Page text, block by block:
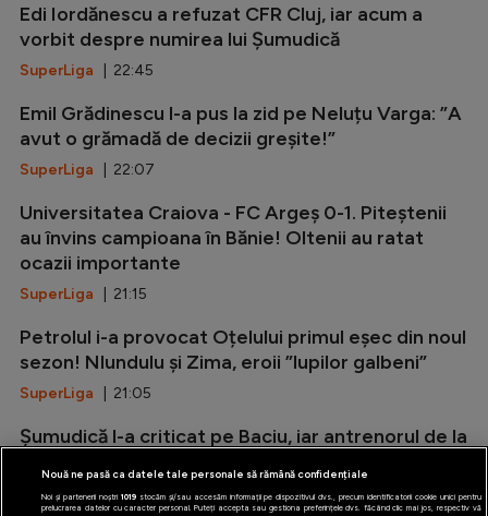
Edi Iordănescu a refuzat CFR Cluj, iar acum a
vorbit despre numirea lui Șumudică
SuperLiga | 22:45
Emil Grădinescu l-a pus la zid pe Neluțu Varga: ”A
avut o grămadă de decizii greșite!”
SuperLiga | 22:07
Universitatea Craiova - FC Argeș 0-1. Piteștenii
au învins campioana în Bănie! Oltenii au ratat
ocazii importante
SuperLiga | 21:15
Petrolul i-a provocat Oțelului primul eșec din noul
sezon! Nlundulu și Zima, eroii ”lupilor galbeni”
SuperLiga | 21:05
Șumudică l-a criticat pe Baciu, iar antrenorul de la
SuperLiga| 20:54
Nouă ne pasă ca datele tale personale să rămână confidențiale
Noi și partenerii noștri 1019stocăm și/sau accesăm informații pe dispozitivul dvs., precum identificatorii cookie unici pentru
prelucrarea datelor cu caracter personal. Puteți accepta sau gestiona preferințele dvs. făcând clic mai jos, respectiv vă